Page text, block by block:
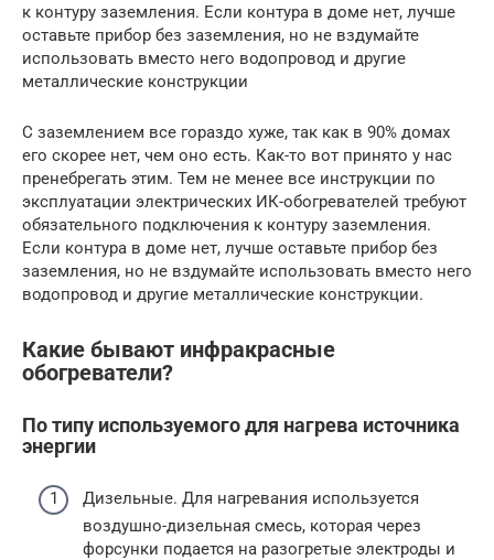
к контуру заземления. Если контура в доме нет, лучше
оставьте прибор без заземления, но не вздумайте
использовать вместо него водопровод и другие
металлические конструкции
С заземлением все гораздо хуже, так как в 90% домах
его скорее нет, чем оно есть. Как-то вот принято у нас
пренебрегать этим. Тем не менее все инструкции по
эксплуатации электрических ИК-обогревателей требуют
обязательного подключения к контуру заземления.
Если контура в доме нет, лучше оставьте прибор без
заземления, но не вздумайте использовать вместо него
водопровод и другие металлические конструкции.
Какие бывают инфракрасные
обогреватели?
По типу используемого для нагрева источника
энергии
Дизельные. Для нагревания используется
воздушно-дизельная смесь, которая через
форсунки подается на разогретые электроды и